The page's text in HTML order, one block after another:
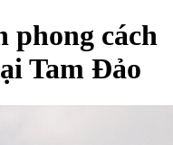
phong cách
Tam Đảo